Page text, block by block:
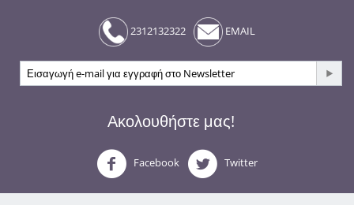
2312132322 EMAIL
Ακολουθήστε μας!
Facebook Twitter